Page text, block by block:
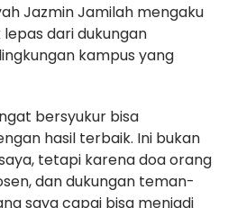
Jazmin Jamilah mengaku
dari dukungan
kampus yang
bersyukur bisa
hasil terbaik. Ini bukan
tetapi karena doa orang
dan dukungan teman-
saya capai bisa menjadi